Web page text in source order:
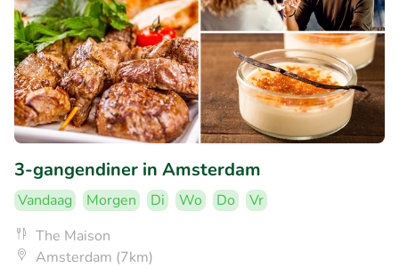
3-gangendiner in Amsterdam
Vandaag Morgen Di Wo Do
Vr
The Maison
Amsterdam (7km)